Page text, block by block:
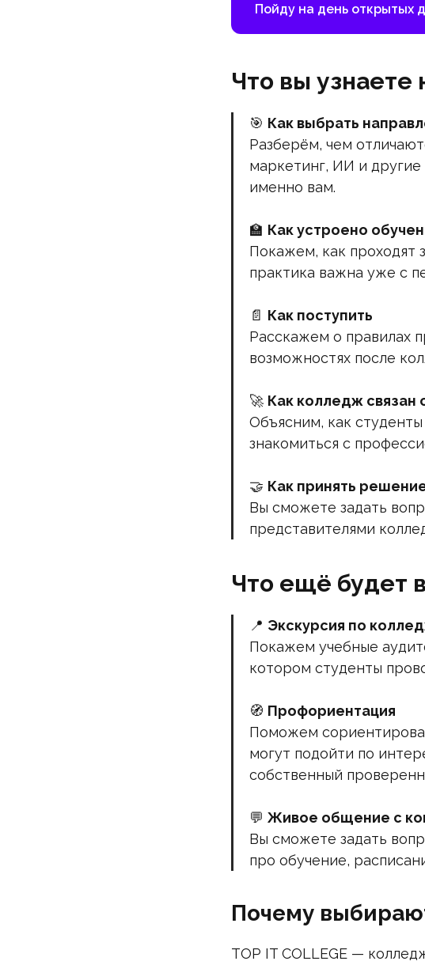
Пойду на день открытых
Что вы
🎯 Как выбрать
Разберём, чем
маркетинг, ИИ и
именно вам.
🏫 Как устроено
Покажем, как проходят
практика важна уже с
📄 Как поступить
Расскажем о правилах
возможностях после
🚀 Как колледж связан
Объясним, как
знакомиться с
🤝 Как принять
Вы сможете задать
представителями
Что ещё будет
📍 Экскурсия по
Покажем учебные
котором студенты
🧭 Профориентация
Поможем
могут подойти по
собственный
💬 Живое общение с
Вы сможете задать
про обучение,
Почему
TOP IT COLLEGE —